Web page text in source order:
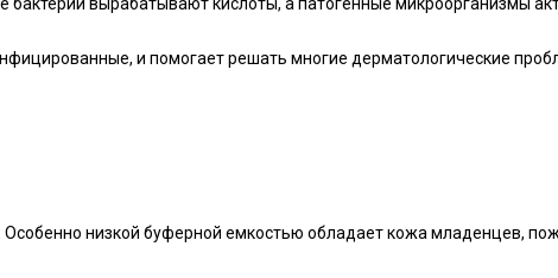
и помогает решать многие дерматологические
низкой буферной емкостью обладает кожа младенцев,